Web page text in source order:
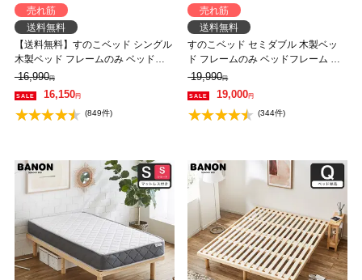
売れ筋
送料無料
【送料無料】すのこベッド シングル
木製ベッド フレームのみ ベッドフ
レーム ローベッド 高さ調整 組立簡
単 ヘッドレス 一人暮らし 北欧 低ホ
ルムアルデヒド バノン【AR】
16,990円
16,150円
(849件)
売れ筋
送料無料
すのこベッド セミダブル 木製ベッ
ド フレームのみ ベッドフレーム ロ
ーベッド 高さ調整 組立簡単 ヘッド
レス 一人暮らし 北欧 低ホルムアル
デヒド バノン【AR】 【大型家具配
送】
19,990円
19,000円
(344件)